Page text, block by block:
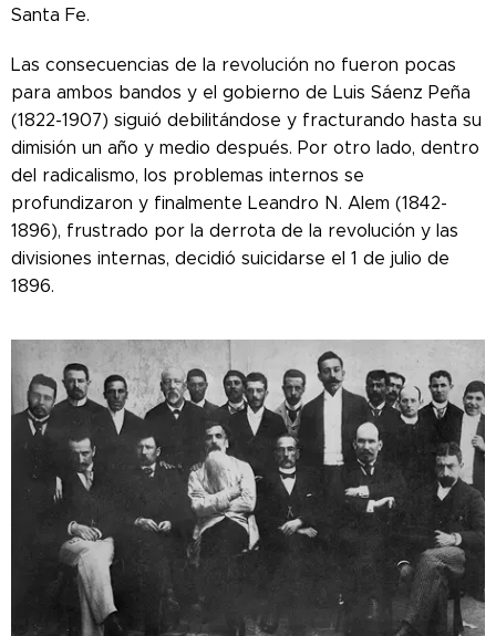
Santa Fe.
Las consecuencias de la revolución no fueron pocas
para ambos bandos y el gobierno de Luis Sáenz Peña
(1822-1907) siguió debilitándose y fracturando hasta su
dimisión un año y medio después. Por otro lado, dentro
del radicalismo, los problemas internos se
profundizaron y finalmente Leandro N. Alem (1842-
1896), frustrado por la derrota de la revolución y las
divisiones internas, decidió suicidarse el 1 de julio de
1896.